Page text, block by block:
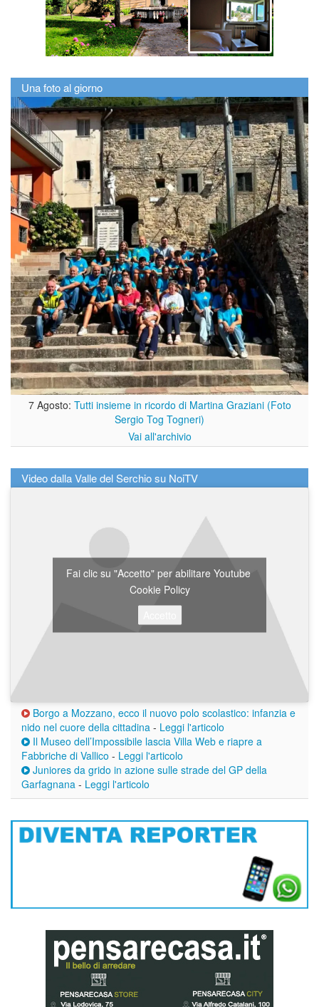
Una foto al giorno
7 Agosto: Tutti insieme in ricordo di Martina Graziani (Foto
Sergio Tog Togneri)
Vai all'archivio
Video dalla Valle del Serchio su NoiTV
Fai clic su "Accetto" per abilitare Youtube
Cookie Policy
Borgo a Mozzano, ecco il nuovo polo scolastico: infanzia e
nido nel cuore della cittadina - Leggi l'articolo
Il Museo dell’Impossibile lascia Villa Web e riapre a
Fabbriche di Vallico - Leggi l'articolo
Juniores da grido in azione sulle strade del GP della
Garfagnana - Leggi l'articolo